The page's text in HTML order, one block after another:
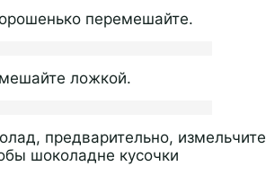
перемешайте.
ложкой.
предварительно, измельчите
шоколадне кусочки